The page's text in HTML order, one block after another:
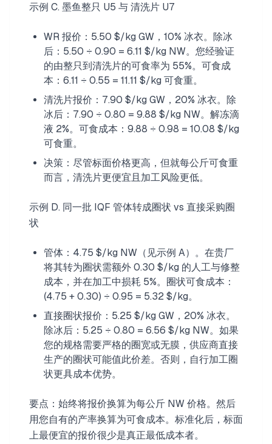
示例 C. 墨鱼整只 U5 与 清洗片 U7
WR 报价：5.50 $/kg GW，10% 冰衣。除冰
后：5.50 ÷ 0.90 = 6.11 $/kg NW。您经验证
的由整只到清洗片的可食率为 55%。可食成
本：6.11 ÷ 0.55 = 11.11 $/kg 可食重。
清洗片报价：7.90 $/kg GW，20% 冰衣。除
冰后：7.90 ÷ 0.80 = 9.88 $/kg NW。解冻滴
液 2%。可食成本：9.88 ÷ 0.98 = 10.08 $/kg
可食重。
决策：尽管标面价格更高，但就每公斤可食重
而言，清洗片更便宜且加工风险更低。
示例 D. 同一批 IQF 管体转成圈状 vs 直接采购圈
状
管体：4.75 $/kg NW（见示例 A）。在贵厂
将其转为圈状需额外 0.30 $/kg 的人工与修整
成本，并在加工中损耗 5%。圈状可食成本：
(4.75 + 0.30) ÷ 0.95 = 5.32 $/kg。
直接圈状报价：5.25 $/kg GW，20% 冰衣。
除冰后：5.25 ÷ 0.80 = 6.56 $/kg NW。如果
您的规格需要严格的圈宽或无膜，供应商直接
生产的圈状可能值此价差。否则，自行加工圈
状更具成本优势。
要点：始终将报价换算为每公斤 NW 价格。然后
用您自有的产率换算为可食成本。标准化后，标面
上最便宜的报价很少是真正最低成本者。